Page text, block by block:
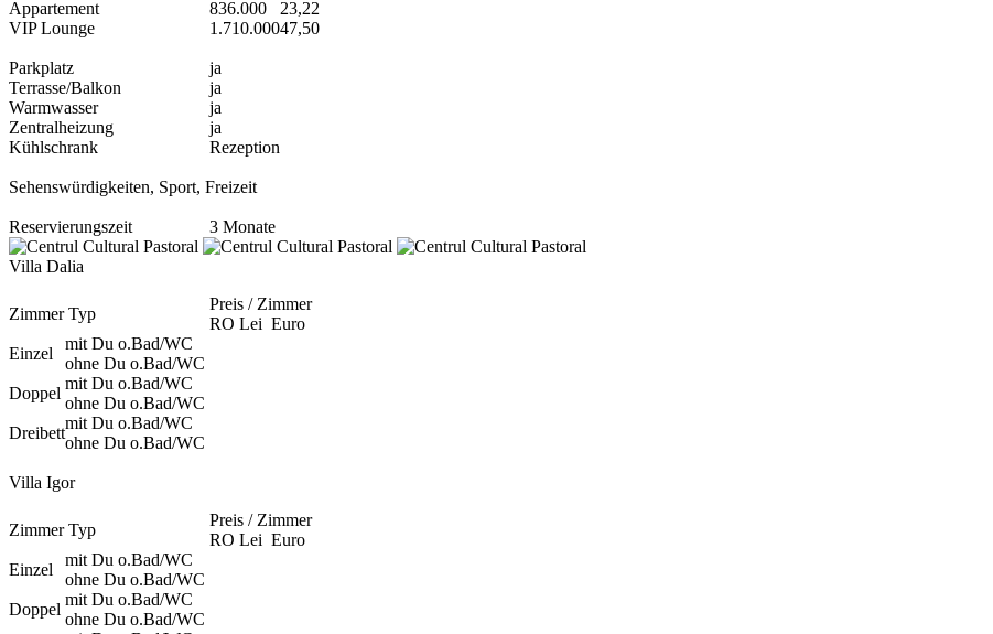
Appartement
836.000
23,22
VIP Lounge
1.710.00047,50
Parkplatz
ja
Terrasse/Balkon
ja
Warmwasser
ja
Zentralheizung
ja
Kühlschrank
Rezeption
Sehenswürdigkeiten, Sport, Freizeit
Reservierungszeit 3 Monate
Villa Dalia
Zimmer Typ
Preis / Zimmer
RO Lei Euro
Einzel
mit Du o.Bad/WC
ohne Du o.Bad/WC
Doppel
mit Du o.Bad/WC
ohne Du o.Bad/WC
Dreibett
mit Du o.Bad/WC
ohne Du o.Bad/WC
Villa Igor
Zimmer Typ
Preis / Zimmer
RO Lei Euro
Einzel
mit Du o.Bad/WC
ohne Du o.Bad/WC
Doppel
mit Du o.Bad/WC
ohne Du o.Bad/WC